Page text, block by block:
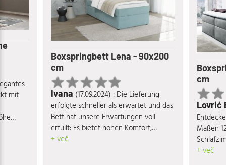
mit
Boxspringbett Lena - 90x200
cm
Ivana (17.09.2024) : Die Lieferung
erfolgte schneller als erwartet und das
Bett hat unsere Erwartungen voll
erfüllt: Es bietet hohen Komfort,
besticht durch seine ansprechende
+ več
cm
Lovrić
Maßen
vereint
+ več